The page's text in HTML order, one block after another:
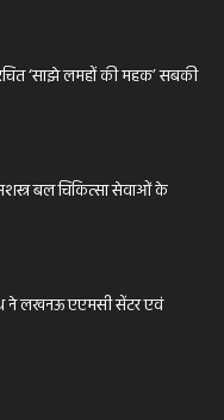
‘साझे लमहों की महक’ सबकी
बल चिकित्सा सेवाओं के
ने लखनऊ एएमसी सेंटर एवं